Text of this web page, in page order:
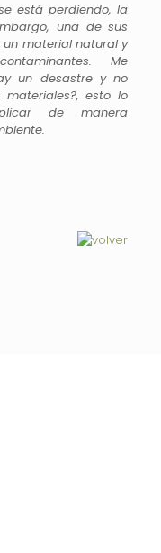
está perdiendo, la
una de sus
un material natural y
Me
un desastre y no
esto lo
de manera